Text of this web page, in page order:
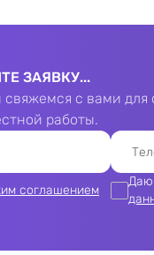
ЗАЯВКУ...
с вами для
работы.
соглашением
Даю